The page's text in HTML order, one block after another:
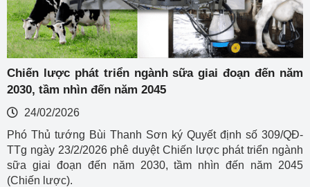
Chiến lược phát triển ngành sữa giai đoạn đến năm
2030, tầm nhìn đến năm 2045
24/02/2026
Phó Thủ tướng Bùi Thanh Sơn ký Quyết định số 309/QĐ-
TTg ngày 23/2/2026 phê duyệt Chiến lược phát triển ngành
sữa giai đoạn đến năm 2030, tầm nhìn đến năm 2045
(Chiến lược).